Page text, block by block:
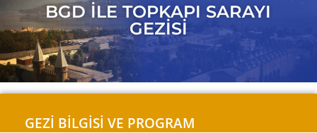
BGD İLE TOPKAPI SARAYI
GEZİSİ
GEZİ BİLGİSİ VE PROGRAM